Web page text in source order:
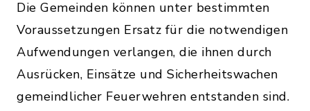
Die Gemeinden können unter bestimmten
Voraussetzungen Ersatz für die notwendigen
Aufwendungen verlangen, die ihnen durch
Ausrücken, Einsätze und Sicherheitswachen
gemeindlicher Feuerwehren entstanden sind.